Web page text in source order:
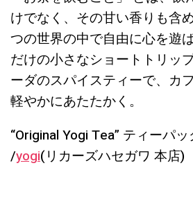
けでなく、その甘い香りも含
つの世界の中で自由に心を遊
だけの小さなショートトリッ
ーダのスパイスティーで、カ
軽やかにあたたかく。
“Original Yogi Tea” ティーパ
/yogi(リカーズハセガワ 本店)